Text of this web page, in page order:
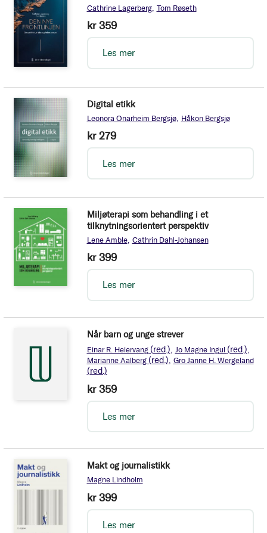
Cathrine Lagerberg Tom Røseth
kr 359
Les mer
Digital etikk
Leonora Onarheim Bergsjø Håkon Bergsjø
kr 279
Les mer
Miljøterapi som behandling i et
tilknytningsorientert perspektiv
Lene Amble Cathrin Dahl-Johansen
kr 399
Les mer
Når barn og unge strever
Einar R. Heiervang (red.) Jo Magne Ingul (red.)
Marianne Aalberg (red.) Gro Janne H. Wergeland
(red.)
kr 359
Les mer
Makt og journalistikk
Magne Lindholm
kr 399
Les mer